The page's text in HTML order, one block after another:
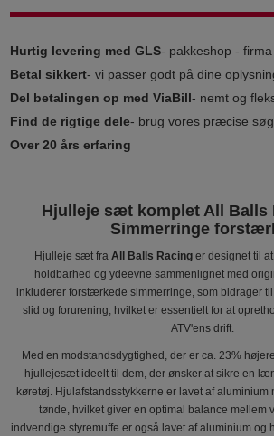
Hurtig levering med GLS- pakkeshop -
Betal sikkert- vi passer godt på dine
Del betalingen op med ViaBill- nemt og
Find de rigtige dele- brug vores præcise
Over 20 års erfaring
Hjulleje sæt komplet All Balls
Simmerringe
Hjulleje sæt fra All Balls Racing er designet til
holdbarhed og ydeevne sammenlignet med
inkluderer forstærkede simmerringe, som bidrager
slid og forurening, hvilket er essentielt for at
ATV'ens drift.
Med en modstandsdygtighed, der er ca. 23%
hjullejesæt ideelt til dem, der ønsker at sikre en
køretøj. Hjulafstandsstykkerne er lavet af
tønde, hvilket giver en optimal balance mellem
indvendige styremuffe er også lavet af aluminium og